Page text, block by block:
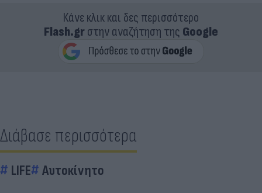
Κάνε κλικ και δες περισσότερο
Flash.grστην αναζήτηση της Google
Διάβασε περισσότερα
LIFE Αυτοκίνητο